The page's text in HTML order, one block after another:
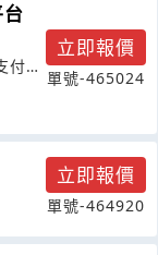
付手
立即報價
單號-465024
立即報價
單號-464920